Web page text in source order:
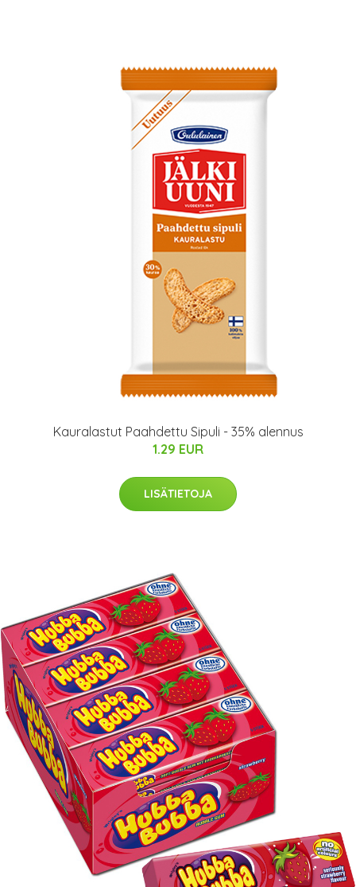
Kauralastut Paahdettu Sipuli - 35% alennus
1.29 EUR
LISÄTIETOJA